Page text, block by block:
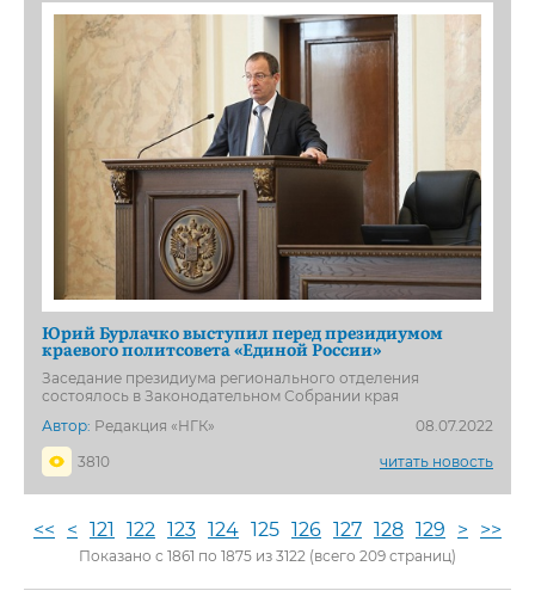
Юрий Бурлачко выступил перед президиумом
краевого политсовета «Единой России»
Заседание президиума регионального отделения
состоялось в Законодательном Собрании края
Автор: Редакция «НГК»
08.07.2022
3810
читать новость
<< < 121 122 123 124 125 126 127 128 129 > >>
Показано с 1861 по 1875 из 3122 (всего 209 страниц)